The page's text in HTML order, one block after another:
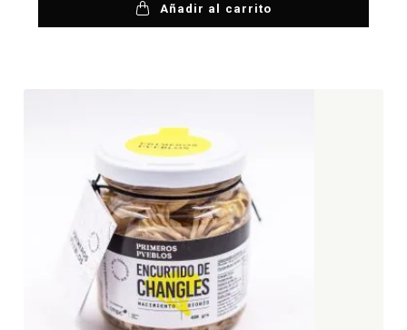
Añadir al carrito